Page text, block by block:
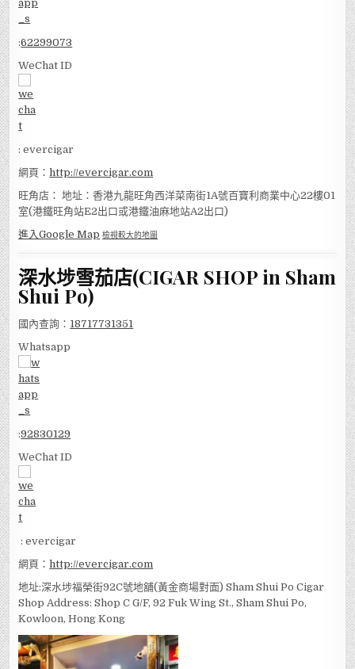
:62299073
WeChat ID
: evercigar
網頁：http://evercigar.com
旺角店： 地址：香港九龍旺角西洋菜南街1A號百寶利商業中心22樓01
室(港鐵旺角站E2出口或港鐵油麻地站A2出口)
進入Google Map 檢視較大的地圖
深水埗雪茄店(CIGAR SHOP in Sham
Shui Po)
國內查詢： 18717731351
Whatsapp
:92830129
WeChat ID
: evercigar
網頁：http://evercigar.com
地址:深水埗福榮街92C號地舖(黃金商場對面) Sham Shui Po Cigar
Shop Address: Shop C G/F, 92 Fuk Wing St., Sham Shui Po,
Kowloon, Hong Kong